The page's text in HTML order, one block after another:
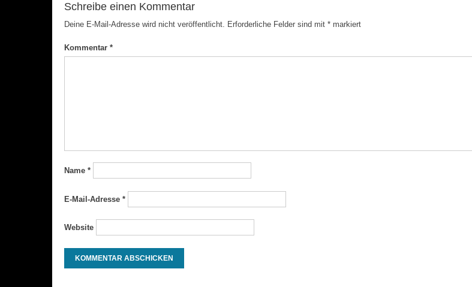
Schreibe einen Kommentar
Deine E-Mail-Adresse wird nicht veröffentlicht. Erforderliche Felder sind mit *markiert
Kommentar *
Name *
E-Mail-Adresse *
Website